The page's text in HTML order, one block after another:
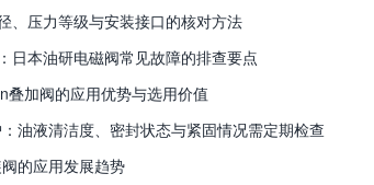
、压力等级与安装接口的核对方法
日本油研电磁阀常见故障的排查要点
叠加阀的应用优势与选用价值
油液清洁度、密封状态与紧固情况需定期检查
的应用发展趋势